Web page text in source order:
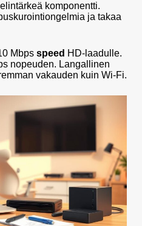
komponentti.
ja takaa
Mbps speed HD-laadulle.
nopeuden. Langallinen
vakauden kuin Wi-Fi.